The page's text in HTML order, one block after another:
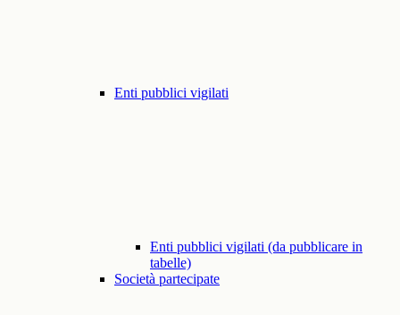
Enti pubblici vigilati
Enti pubblici vigilati (da pubblicare in
tabelle)
Società partecipate